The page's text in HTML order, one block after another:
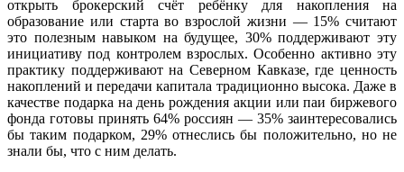
открыть брокерский счёт ребёнку для накопления на
образование или старта во взрослой жизни — 15% считают
это полезным навыком на будущее, 30% поддерживают эту
инициативу под контролем взрослых. Особенно активно эту
практику поддерживают на Северном Кавказе, где ценность
накоплений и передачи капитала традиционно высока. Даже в
качестве подарка на день рождения акции или паи биржевого
фонда готовы принять 64% россиян — 35% заинтересовались
бы таким подарком, 29% отнеслись бы положительно, но не
знали бы, что с ним делать.